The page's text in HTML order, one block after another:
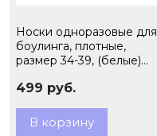
Носки одноразовые для
боулинга, плотные,
размер 34-39, (белые)
499 руб.
В корзину